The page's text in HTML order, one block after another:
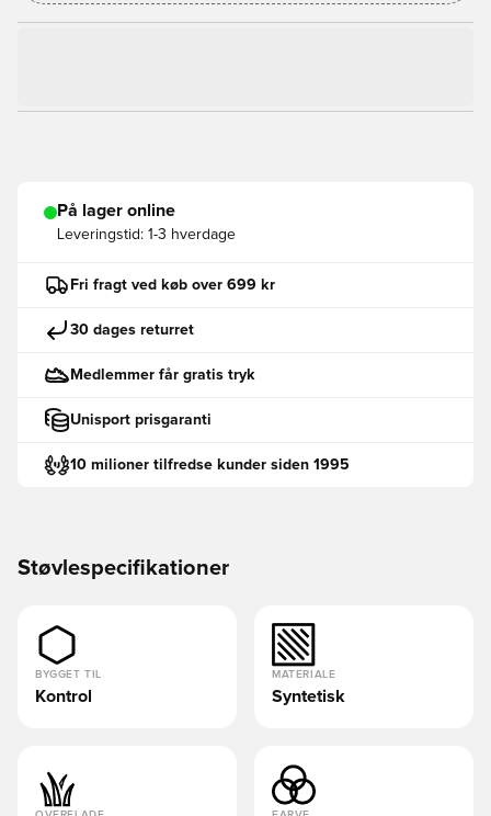
På lager online
Leveringstid: 1-3 hverdage
Fri fragt ved køb over 699 kr
30 dages returret
Medlemmer får gratis tryk
Unisport prisgaranti
10 milioner tilfredse kunder siden 1995
Støvlespecifikationer
BYGGET TIL
Kontrol
MATERIALE
Syntetisk